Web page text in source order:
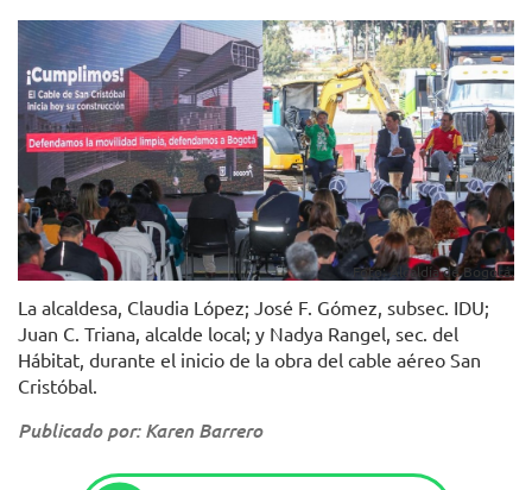
Foto: Alcaldía de Bogotá.
La alcaldesa, Claudia López; José F. Gómez, subsec. IDU;
Juan C. Triana, alcalde local; y Nadya Rangel, sec. del
Hábitat, durante el inicio de la obra del cable aéreo San
Cristóbal.
Publicado por: Karen Barrero